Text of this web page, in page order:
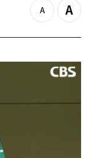
z
o
o
Z
o
i
n